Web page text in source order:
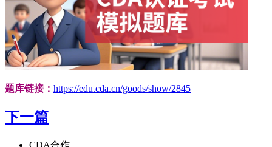
题库链接： https://edu.cda.cn/goods/show/2845
下一篇
CDA合作